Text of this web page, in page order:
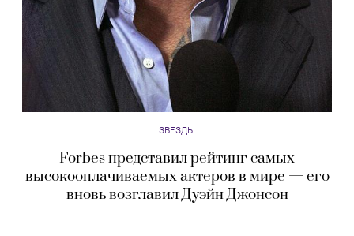
ЗВЕЗДЫ
Forbes представил рейтинг самых
высокооплачиваемых актеров в мире — его
вновь возглавил Дуэйн Джонсон